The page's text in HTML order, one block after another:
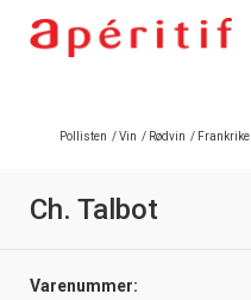
Pollisten /Vin / Rødvin / Frankrike
Ch. Talbot
Varenummer: